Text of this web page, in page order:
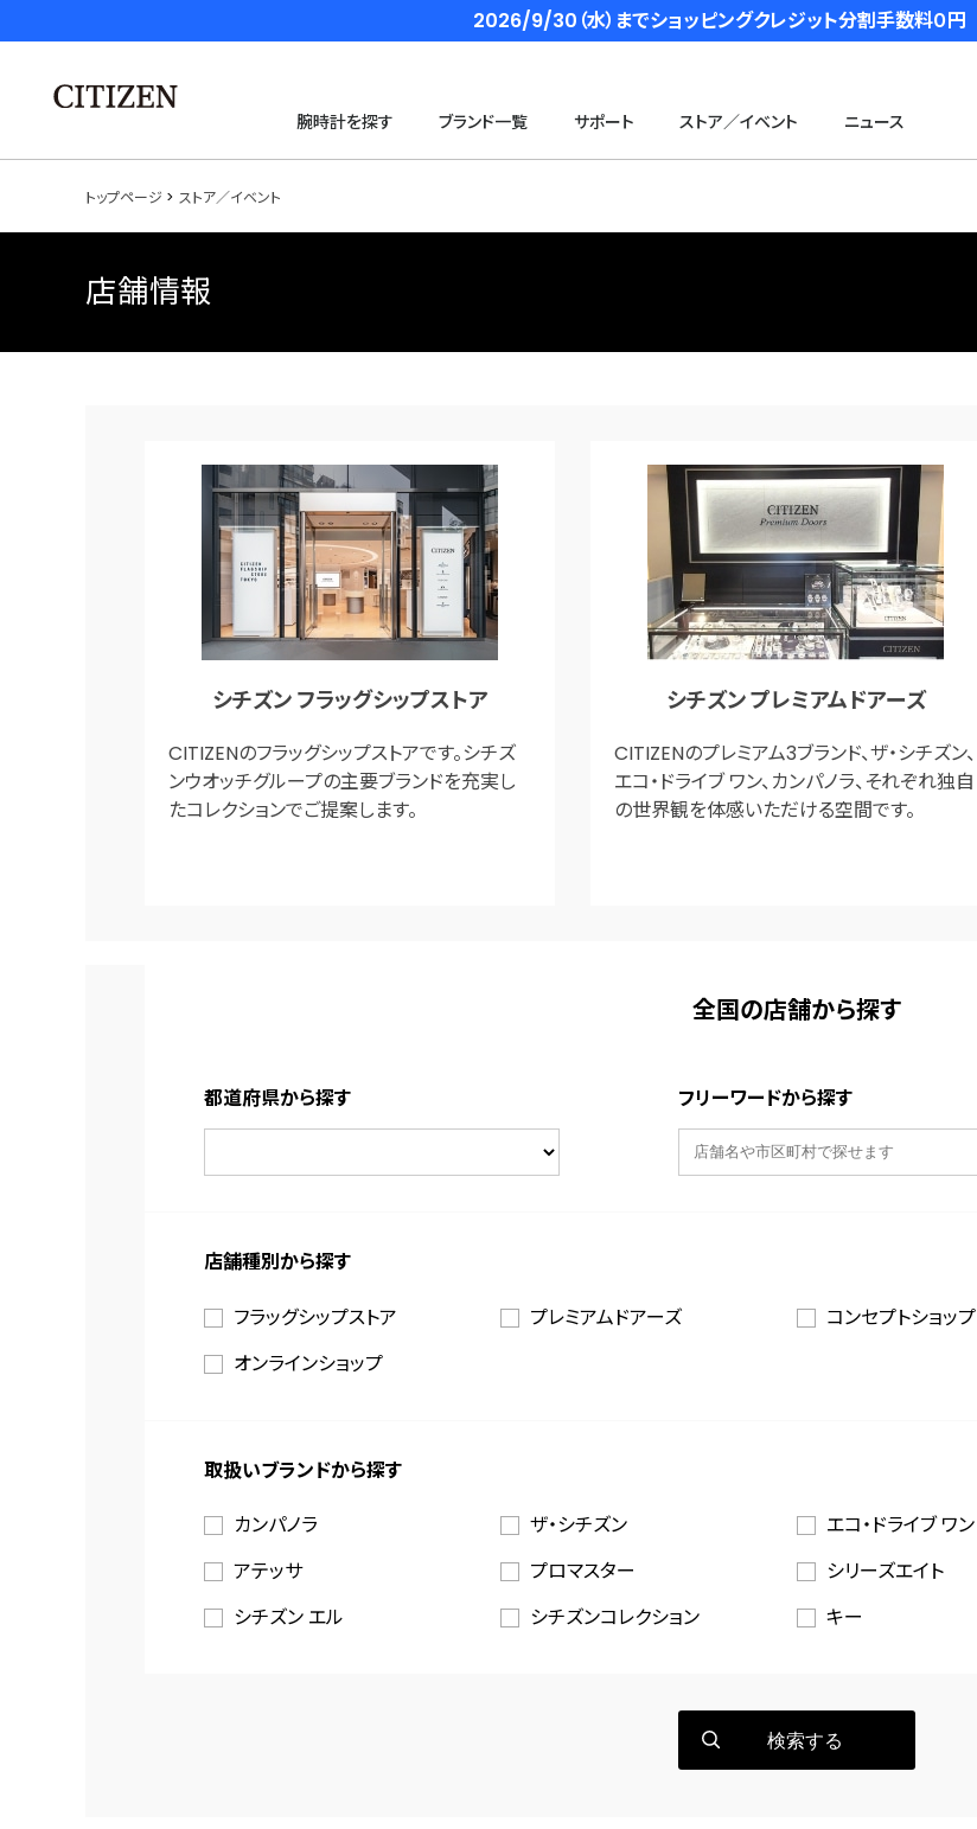
2026/9/30（水）までショッピングクレジット分割手数料０円
腕時計を探す ブランド一覧 サポート ストア／イベント ニュース
トップページ ストア／イベント
店舗情報
シチズン フラッグシップストア
CITIZENのフラッグシップストアです。シチズ
ンウオッチグループの主要ブランドを充実し
たコレクションでご提案します。
シチズン プレミアムドアーズ
CITIZENのプレミアム3ブランド、ザ・シチズン、
エコ・ドライブ ワン、カンパノラ、それぞれ独自
の世界観を体感いただける空間です。
全国の店舗から探す
都道府県から探す フリーワードから探す
店舗種別から探す
フラッグシップストア プレミアムドアーズ コンセプトショップ
オンラインショップ
取扱いブランドから探す
カンパノラ ザ・シチズン エコ・ドライブ ワン
アテッサ
プロマスター シリーズエイト
シチズン エル
シチズンコレクション キー
検索する